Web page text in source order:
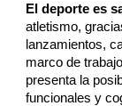
El deporte es
atletismo,
lanzamientos,
marco de
presenta la
funcionales y